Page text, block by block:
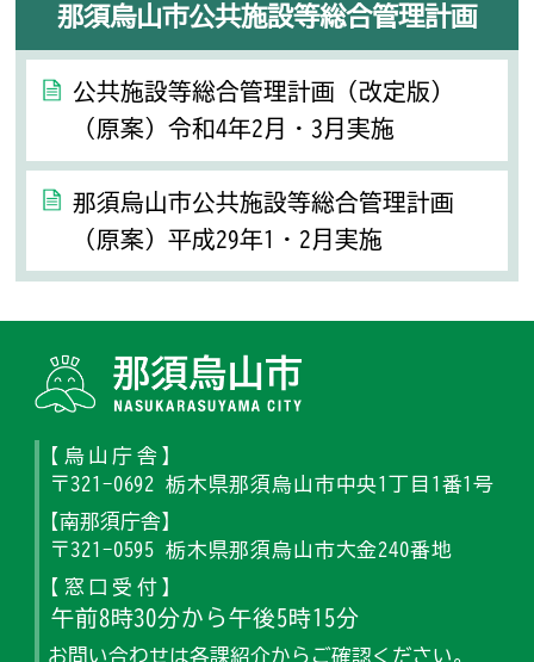
那須烏山市公共施設等総合管理計画
公共施設等総合管理計画（改定版）
（原案）令和4年2月・3月実施
那須烏山市公共施設等総合管理計画
（原案）平成29年1・2月実施
【烏山庁舎】
〒321-0692 栃木県那須烏山市中央1丁目1番1号
【南那須庁舎】
〒321-0595 栃木県那須烏山市大金240番地
【窓口受付】
午前8時30分から午後5時15分
お問い合わせは各課紹介からご確認ください。